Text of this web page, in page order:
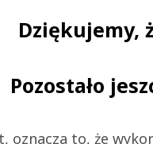
Dziękujemy,
Pozostało
oznacza to, że